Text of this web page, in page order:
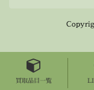
買取品目一覧